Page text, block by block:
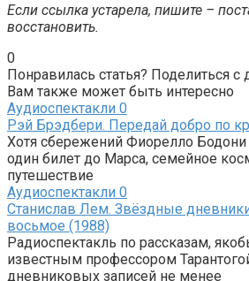
Если ссылка устарела, пишите –
восстановить.
0
Понравилась статья? Поделиться с
Вам также может быть интересно
Аудиоспектакли 0
Рэй Брэдбери. Передай добро по
Хотя сбережений Фиорелло Бодони
один билет до Марса, семейное
путешествие
Аудиоспектакли 0
Станислав Лем. Звёздные
восьмое (1988)
Радиоспектакль по рассказам,
известным профессором
дневниковых записей не менее